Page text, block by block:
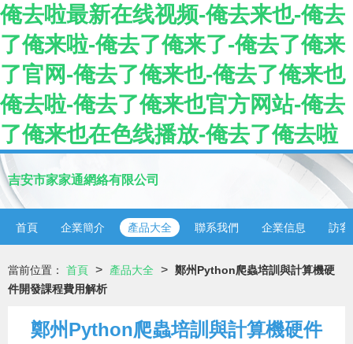
俺去啦最新在线视频-俺去来也-俺去
了俺来啦-俺去了俺来了-俺去了俺来
了官网-俺去了俺来也-俺去了俺来也
俺去啦-俺去了俺来也官方网站-俺去
了俺来也在色线播放-俺去了俺去啦
吉安市家家通網絡有限公司
首頁 企業簡介 產品大全 聯系我們 企業信息 訪客
當前位置： 首頁 > 產品大全 > 鄭州Python爬蟲培訓與計算機硬
件開發課程費用解析
鄭州Python爬蟲培訓與計算機硬件